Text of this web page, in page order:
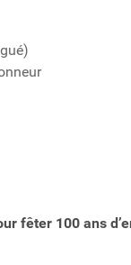
fêter 100 ans